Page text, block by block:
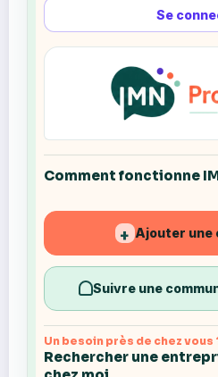
Se
Comment fonctionne
+ Ajouter une
Suivre une
Un besoin près de chez vous
Rechercher une